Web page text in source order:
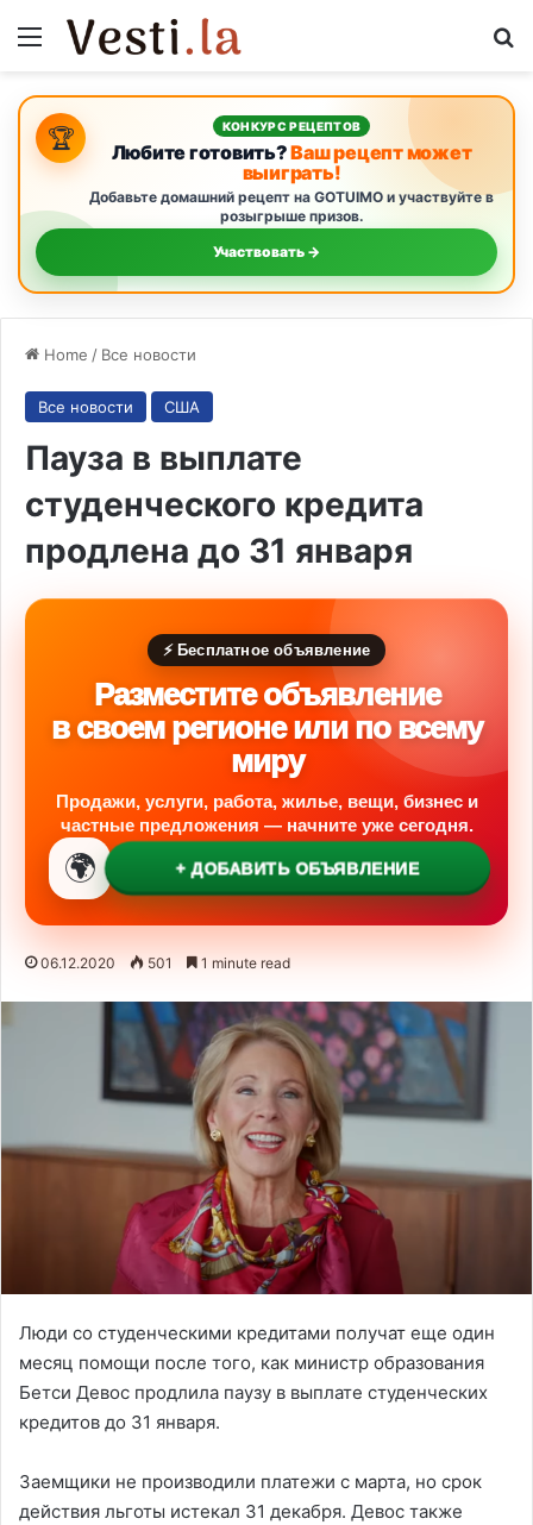
Menu
🏆 КОНКУРС РЕЦЕПТОВ
Любите готовить?Ваш рецепт может
выиграть!
Добавьте домашний рецепт на GOTUIMO и участвуйте в
розыгрыше призов.
Участвовать →
Home / Все новости
Все новости США
Пауза в выплате
студенческого кредита
продлена до 31 января
⚡ Бесплатное объявление
Разместите объявление
в своем регионе или по всему
миру
Продажи, услуги, работа, жилье, вещи, бизнес и
частные предложения — начните уже сегодня.
🌍 + ДОБАВИТЬ ОБЪЯВЛЕНИЕ
06.12.2020 501 1 minute read
Люди со студенческими кредитами получат еще один
месяц помощи после того, как министр образования
Бетси Девос продлила паузу в выплате студенческих
кредитов до 31 января.
Заемщики не производили платежи с марта, но срок
действия льготы истекал 31 декабря. Девос также